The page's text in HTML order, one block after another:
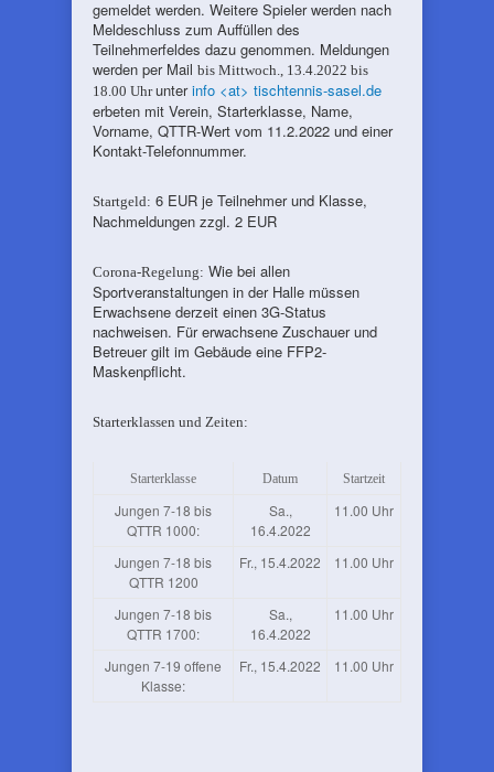
gemeldet werden. Weitere Spieler werden nach
Meldeschluss zum Auffüllen des
Teilnehmerfeldes dazu genommen. Meldungen
werden per Mail bis Mittwoch., 13.4.2022 bis
18.00 Uhrunterinfo <at> tischtennis-sasel.de
erbeten mit Verein, Starterklasse, Name,
Vorname, QTTR-Wert vom 11.2.2022 und einer
Kontakt-Telefonnummer.
Startgeld: 6 EUR je Teilnehmer und Klasse,
Nachmeldungen zzgl. 2 EUR
Corona-Regelung: Wie bei allen
Sportveranstaltungen in der Halle müssen
Erwachsene derzeit einen 3G-Status
nachweisen. Für erwachsene Zuschauer und
Betreuer gilt im Gebäude eine FFP2-
Maskenpflicht.
Starterklassen und Zeiten:
Starterklasse Datum Startzeit
Jungen 7-18 bis
QTTR 1000:
Sa.,
16.4.2022
11.00 Uhr
Jungen 7-18 bis
QTTR 1200
Fr., 15.4.2022 11.00 Uhr
Jungen 7-18 bis
QTTR 1700:
Sa.,
16.4.2022
11.00 Uhr
Jungen 7-19 offene
Klasse:
Fr., 15.4.2022 11.00 Uhr